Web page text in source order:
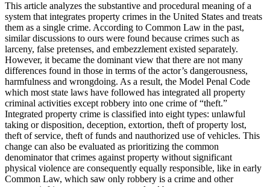
This article analyzes the substantive and procedural meaning of a
system that integrates property crimes in the United States and treats
them as a single crime. According to Common Law in the past,
similar discussions to ours were found because crimes such as
larceny, false pretenses, and embezzlement existed separately.
However, it became the dominant view that there are not many
differences found in those in terms of the actor’s dangerousness,
harmfulness and wrongdoing. As a result, the Model Penal Code
which most state laws have followed has integrated all property
criminal activities except robbery into one crime of “theft.”
Integrated property crime is classified into eight types: unlawful
taking or disposition, deception, extortion, theft of property lost,
theft of service, theft of funds and nauthorized use of vehicles. This
change can also be evaluated as prioritizing the common
denominator that crimes against property without significant
physical violence are consequently equally responsible, like in early
Common Law, which saw only robbery is a crime and other